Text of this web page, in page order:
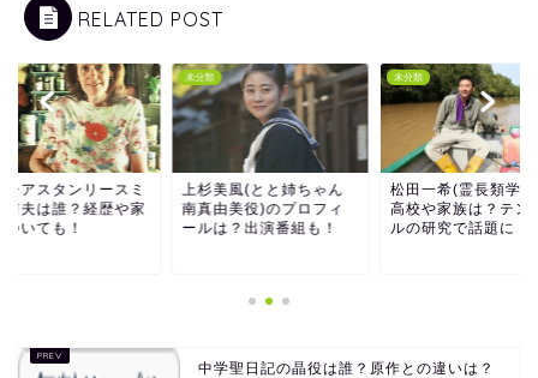
RELATED POST
シアスタンリースミ
前夫は誰？経歴や家
ついても！
未分類
上杉美風(とと姉ちゃん
南真由美役)のプロフィ
ールは？出演番組も！
未分類
松田一希(霊長類学
高校や家族は？テン
ルの研究で話題に！
中学聖日記の晶役は誰？原作との違いは？